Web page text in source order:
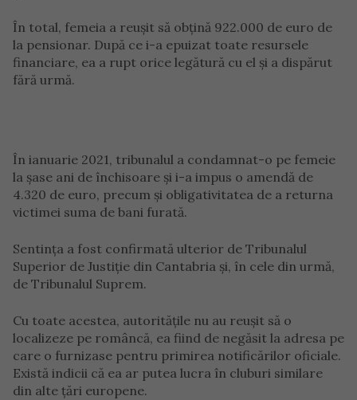
În total, femeia a reușit să obțină 922.000 de euro de
la pensionar. După ce i-a epuizat toate resursele
financiare, ea a rupt orice legătură cu el și a dispărut
fără urmă.
În ianuarie 2021, tribunalul a condamnat-o pe femeie
la șase ani de închisoare și i-a impus o amendă de
4.320 de euro, precum și obligativitatea de a returna
victimei suma de bani furată.
Sentința a fost confirmată ulterior de Tribunalul
Superior de Justiție din Cantabria și, în cele din urmă,
de Tribunalul Suprem.
Cu toate acestea, autoritățile nu au reușit să o
localizeze pe româncă, ea fiind de negăsit la adresa pe
care o furnizase pentru primirea notificărilor oficiale.
Există indicii că ea ar putea lucra în cluburi similare
din alte țări europene.